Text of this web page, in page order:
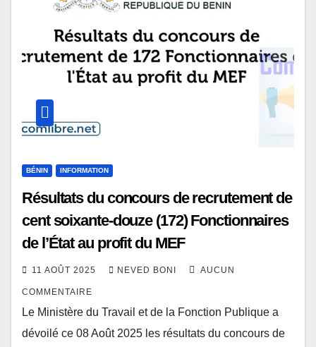
BÉNIN INFORMATION
Résultats du concours de recrutement de
cent soixante-douze (172) Fonctionnaires
de l’État au profit du MEF
11 AOÛT 2025 NEVED BONI AUCUN
COMMENTAIRE
Le Ministère du Travail et de la Fonction Publique a
dévoilé ce 08 Août 2025 les résultats du concours de